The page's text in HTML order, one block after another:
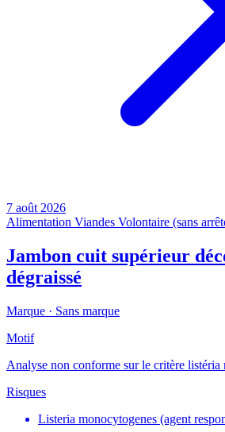
7 août 2026
Alimentation Viandes Volontaire (sans
Jambon cuit supérieur
dégraissé
Marque · Sans marque
Motif
Analyse non conforme sur le critère listéria
Risques
Listeria monocytogenes (agent